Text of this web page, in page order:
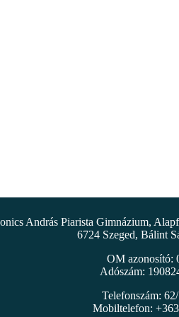
András Piarista Gimnázium,
6724 Szeged, Bálint
OM azonosító:
Adószám:
Telefonszám:
Mobiltelefon: